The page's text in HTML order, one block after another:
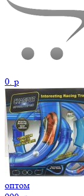
0. p
оптом